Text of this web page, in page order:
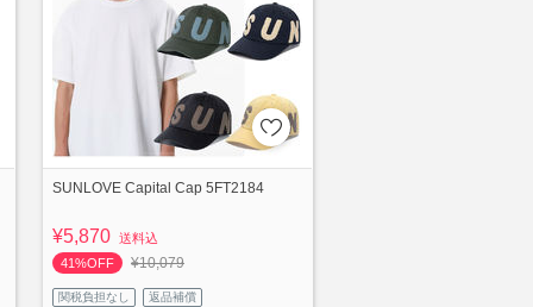
SUNLOVE Capital Cap 5FT2184
¥5,870 送料込
41%OFF
¥10,079
関税負担なし 返品補償